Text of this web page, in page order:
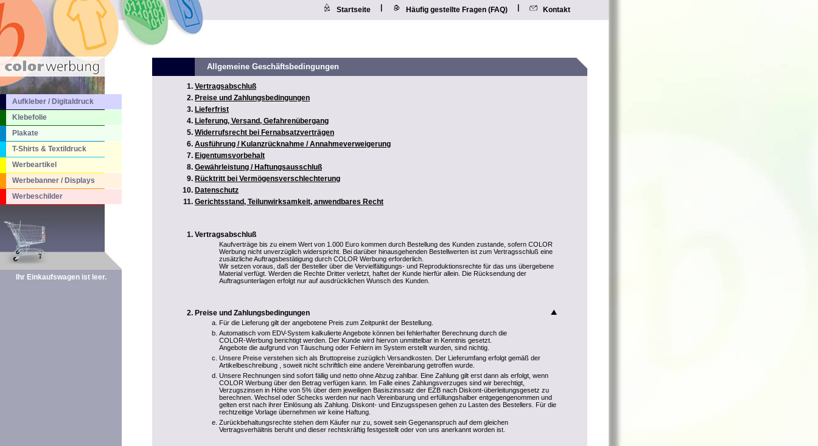
Startseite Häufig gestellte Fragen (FAQ) Kontakt
Aufkleber / Digitaldruck
Klebefolie
Plakate
T-Shirts & Textildruck
Werbeartikel
Werbebanner / Displays
Werbeschilder
Ihr Einkaufswagen ist leer.
Allgemeine Geschäftsbedingungen
Vertragsabschluß
Preise und Zahlungsbedingungen
Lieferfrist
Lieferung, Versand, Gefahrenübergang
Widerrufsrecht bei Fernabsatzverträgen
Ausführung / Kulanzrücknahme / Annahmeverweigerung
Eigentumsvorbehalt
Gewährleistung / Haftungsausschluß
Rücktritt bei Vermögensverschlechterung
Datenschutz
Gerichtsstand, Teilunwirksamkeit, anwendbares Recht
Vertragsabschluß
Kaufverträge bis zu einem Wert von 1.000 Euro kommen durch Bestellung des Kunden zustande, sofern COLOR
Werbung nicht unverzüglich widerspricht. Bei darüber hinausgehenden Bestellwerten ist zum Vertragsschluß eine
zusätzliche Auftragsbestätigung durch COLOR Werbung erforderlich.
Wir setzen voraus, daß der Besteller über die Vervielfältigungs- und Reproduktionsrechte für das uns übergebene
Material verfügt. Werden die Rechte Dritter verletzt, haftet der Kunde hierfür allein. Die Rücksendung der
Auftragsunterlagen erfolgt nur auf ausdrücklichen Wunsch des Kunden.
Preise und Zahlungsbedingungen
Für die Lieferung gilt der angebotene Preis zum Zeitpunkt der Bestellung.
Automatisch vom EDV-System kalkulierte Angebote können bei fehlerhafter Berechnung durch die
COLOR-Werbung berichtigt werden. Der Kunde wird hiervon unmittelbar in Kenntnis gesetzt.
Angebote die aufgrund von Täuschung oder Fehlern im System erstellt wurden, sind nichtig.
Unsere Preise verstehen sich als Bruttopreise zuzüglich Versandkosten. Der Lieferumfang erfolgt gemäß der
Artikelbeschreibung , soweit nicht schriftlich eine andere Vereinbarung getroffen wurde.
Unsere Rechnungen sind sofort fällig und netto ohne Abzug zahlbar. Eine Zahlung gilt erst dann als erfolgt, wenn
COLOR Werbung über den Betrag verfügen kann. Im Falle eines Zahlungsverzuges sind wir berechtigt,
Verzugszinsen in Höhe von 5% über dem jeweiligen Basiszinssatz der EZB nach Diskont-überleitungsgesetz zu
berechnen. Wechsel oder Schecks werden nur nach Vereinbarung und erfüllungshalber entgegengenommen und
gelten erst nach ihrer Einlösung als Zahlung. Diskont- und Einzugsspesen gehen zu Lasten des Bestellers. Für die
rechtzeitige Vorlage übernehmen wir keine Haftung.
Zurückbehaltungsrechte stehen dem Käufer nur zu, soweit sein Gegenanspruch auf dem gleichen
Vertragsverhältnis beruht und dieser rechtskräftig festgestellt oder von uns anerkannt worden ist.